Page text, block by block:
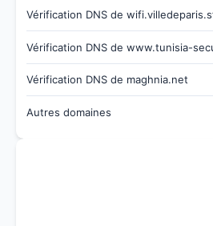
Vérification DNS de
Vérification DNS de www.tunisia-
Vérification DNS de maghnia.net
Autres domaines